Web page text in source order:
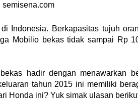
semisena.com
Indonesia. Berkapasitas tujuh
Mobilio bekas tidak sampai Rp
hadir dengan menawarkan
tahun 2015 ini memiliki
Honda ini? Yuk simak ulasan